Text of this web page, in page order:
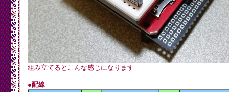
組み立てるとこんな感じになります
●配線